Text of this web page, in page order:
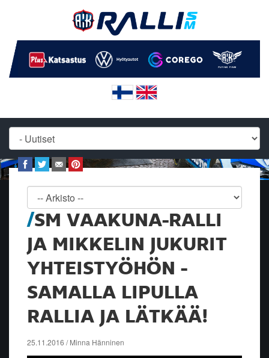
SM VAAKUNA-RALLI
JA MIKKELIN JUKURIT
YHTEISTYÖHÖN -
SAMALLA LIPULLA
RALLIA JA LÄTKÄÄ!
25.11.2016 / Minna Hänninen